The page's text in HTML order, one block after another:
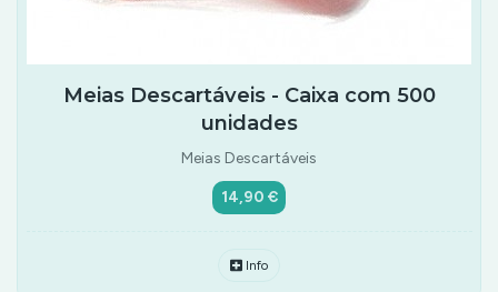
Meias Descartáveis - Caixa com 500
unidades
Meias Descartáveis
14,90 €
Info